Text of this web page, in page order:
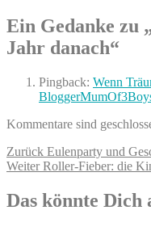
Ein Gedanke zu
Jahr danach“
Pingback: Wenn
Kommentare sind
Zurück Vorheriger
Beitrag:
Eulenparty und
Weiter Nächster
Roller-Fieber: die
Das könnte Dich